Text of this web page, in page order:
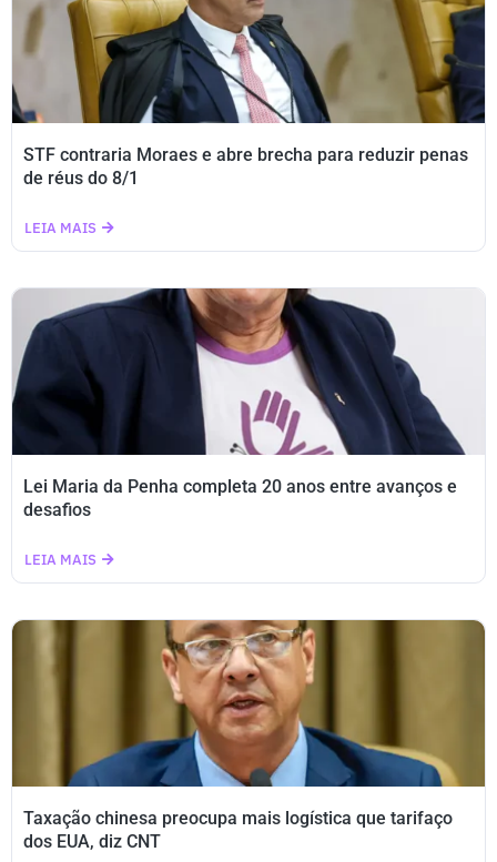
STF contraria Moraes e abre brecha para reduzir penas
de réus do 8/1
LEIA MAIS
Lei Maria da Penha completa 20 anos entre avanços e
desafios
LEIA MAIS
Taxação chinesa preocupa mais logística que tarifaço
dos EUA, diz CNT